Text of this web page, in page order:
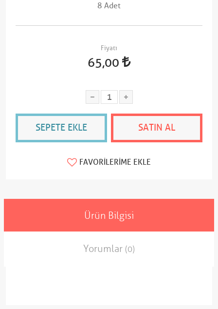
8 Adet
Fiyatı
65,00
SEPETE EKLE SATIN AL
FAVORILERIME EKLE
Ürün Bilgisi
Yorumlar (0)